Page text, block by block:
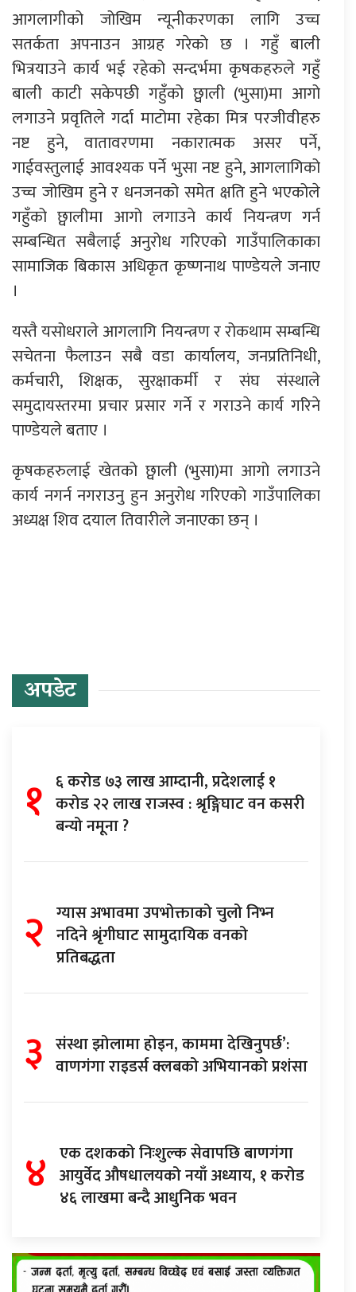
आगलागीको जोखिम न्यूनीकरणका लागि उच्च
सतर्कता अपनाउन आग्रह गरेकाे छ । गहुँ बाली
भित्रयाउने कार्य भई रहेको सन्दर्भमा कृषकहरुले गहुँ
बाली काटी सकेपछी गहुँको छ्वाली (भुसा)मा आगो
लगाउने प्रवृतिले गर्दा माटोमा रहेका मित्र परजीवीहरु
नष्ट हुने, वातावरणमा नकारात्मक असर पर्ने,
गाईवस्तुलाई आवश्यक पर्ने भुसा नष्ट हुने, आगलागिको
उच्च जोखिम हुने र धनजनको समेत क्षति हुने भएकोले
गहुँको छ्वालीमा आगो लगाउने कार्य नियन्त्रण गर्न
सम्बन्धित सबैलाई अनुरोध गरिएको गाउँपालिकाका
सामाजिक बिकास अधिकृत कृष्णनाथ पाण्डेयले जनाए
।
यस्तै यसोधराले आगलागि नियन्त्रण र रोकथाम सम्बन्धि
सचेतना फैलाउन सबै वडा कार्यालय, जनप्रतिनिधी,
कर्मचारी, शिक्षक, सुरक्षाकर्मी र संघ संस्थाले
समुदायस्तरमा प्रचार प्रसार गर्ने र गराउने कार्य गरिने
पाण्डेयले बताए ।
कृषकहरुलाई खेतको छ्वाली (भुसा)मा आगो लगाउने
कार्य नगर्न नगराउनु हुन अनुरोध गरिएको गाउँपालिका
अध्यक्ष शिव दयाल तिवारीले जनाएका छन् ।
अपडेट
१ ६ करोड ७३ लाख आम्दानी, प्रदेशलाई १
करोड २२ लाख राजस्व : श्रृङ्गिघाट वन कसरी
बन्यो नमूना ?
२ ग्यास अभावमा उपभोक्ताको चुलो निभ्न
नदिने श्रृंगीघाट सामुदायिक वनको
प्रतिबद्धता
३ संस्था झोलामा होइन, काममा देखिनुपर्छ’:
वाणगंगा राइडर्स क्लबको अभियानको प्रशंसा
४ एक दशकको निःशुल्क सेवापछि बाणगंगा
आयुर्वेद औषधालयको नयाँ अध्याय, १ करोड
४६ लाखमा बन्दै आधुनिक भवन